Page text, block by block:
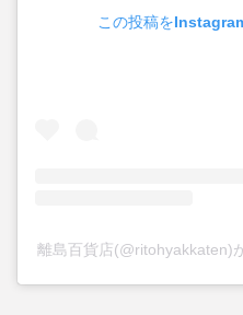
この投稿を
離島百貨店(@ritohyakkaten)